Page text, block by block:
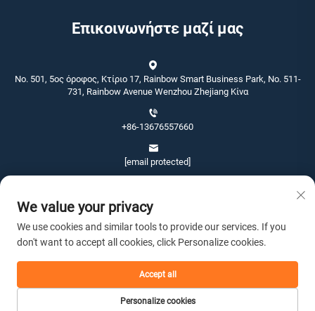
Επικοινωνήστε μαζί μας
No. 501, 5ος όροφος, Κτίριο 17, Rainbow Smart Business Park, No. 511-
731, Rainbow Avenue Wenzhou Zhejiang Κίνα
+86-13676557660
[email protected]
We value your privacy
We use cookies and similar tools to provide our services. If you
don't want to accept all cookies, click Personalize cookies.
Personalize cookies
Accept all